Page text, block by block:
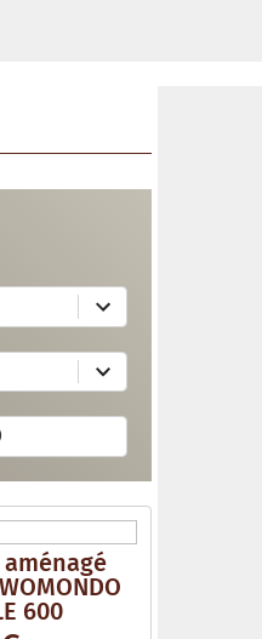
600